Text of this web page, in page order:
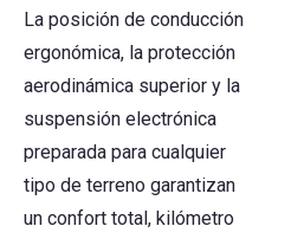
La posición de conducción
ergonómica, la protección
aerodinámica superior y la
suspensión electrónica
preparada para cualquier
tipo de terreno garantizan
un confort total, kilómetro